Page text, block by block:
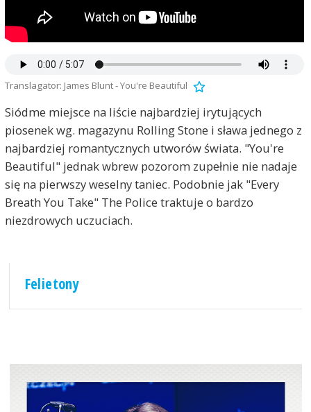
Translagator: James Blunt - You're Beautiful
Siódme miejsce na liście najbardziej irytujących
piosenek wg. magazynu Rolling Stone i sława jednego z
najbardziej romantycznych utworów świata. "You're
Beautiful" jednak wbrew pozorom zupełnie nie nadaje
się na pierwszy weselny taniec. Podobnie jak "Every
Breath You Take" The Police traktuje o bardzo
niezdrowych uczuciach.
Felietony